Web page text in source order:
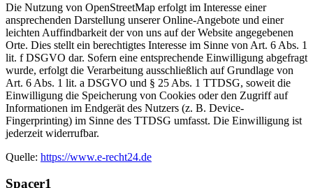
Die Nutzung von OpenStreetMap erfolgt im Interesse einer
ansprechenden Darstellung unserer Online-Angebote und einer
leichten Auffindbarkeit der von uns auf der Website angegebenen
Orte. Dies stellt ein berechtigtes Interesse im Sinne von Art. 6 Abs. 1
lit. f DSGVO dar. Sofern eine entsprechende Einwilligung abgefragt
wurde, erfolgt die Verarbeitung ausschließlich auf Grundlage von
Art. 6 Abs. 1 lit. a DSGVO und § 25 Abs. 1 TTDSG, soweit die
Einwilligung die Speicherung von Cookies oder den Zugriff auf
Informationen im Endgerät des Nutzers (z. B. Device-
Fingerprinting) im Sinne des TTDSG umfasst. Die Einwilligung ist
jederzeit widerrufbar.
Quelle: https://www.e-recht24.de
Spacer1